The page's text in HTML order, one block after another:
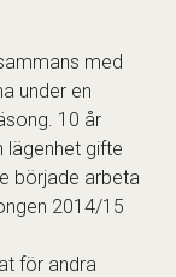
med
under en
10 år
lägenhet gifte
började arbeta
2014/15
för andra